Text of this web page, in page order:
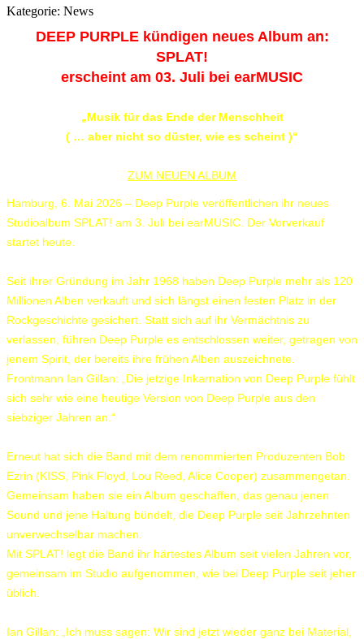
Kategorie: News
DEEP PURPLE kündigen neues Album an:
SPLAT!
erscheint am 03. Juli bei earMUSIC
„Musik für das Ende der Menschheit
( … aber nicht so düster, wie es scheint )“
ZUM NEUEN ALBUM
Hamburg, 6. Mai 2026 – Deep Purple veröffentlichen ihr neues
Studioalbum SPLAT! am 3. Juli bei earMUSIC. Der Vorverkauf
startet heute.
Seit ihrer Gründung im Jahr 1968 haben Deep Purple mehr als 120
Millionen Alben verkauft und sich längst einen festen Platz in der
Rockgeschichte gesichert. Statt sich auf ihr Vermächtnis zu
verlassen, führen Deep Purple es entschlossen weiter, getragen von
jenem Spirit, der bereits ihre frühen Alben auszeichnete.
Frontmann Ian Gillan: „Die jetzige Inkarnation von Deep Purple fühlt
sich sehr wie eine heutige Version von Deep Purple aus den
siebziger Jahren an.“
Erneut hat sich die Band mit dem renommierten Produzenten Bob
Ezrin (KISS, Pink Floyd, Lou Reed, Alice Cooper) zusammengetan.
Gemeinsam haben sie ein Album geschaffen, das genau jenen
Sound und jene Haltung bündelt, die Deep Purple seit Jahrzehnten
unverwechselbar machen.
Mit SPLAT! legt die Band ihr härtestes Album seit vielen Jahren vor,
gemeinsam im Studio aufgenommen, wie bei Deep Purple seit jeher
üblich.
Ian Gillan: „Ich muss sagen: Wir sind jetzt wieder ganz bei Material,